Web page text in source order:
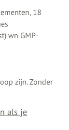
18
wn GMP-
zijn. Zonder
als je